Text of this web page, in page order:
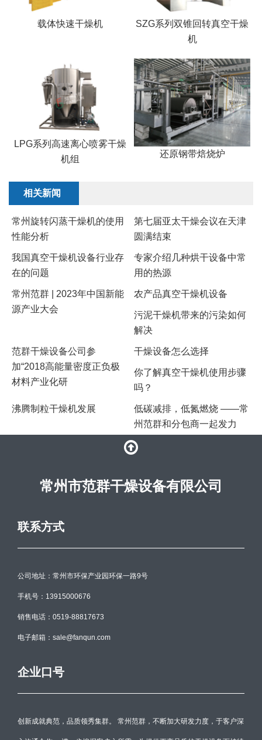
载体快速干燥机
SZG系列双锥回转真空干燥
机
LPG系列高速离心喷雾干燥
机组
还原钢带焙烧炉
相关新闻
常州旋转闪蒸干燥机的使用
性能分析
第七届亚太干燥会议在天津
圆满结束
我国真空干燥机设备行业存
在的问题
专家介绍几种烘干设备中常
用的热源
常州范群 | 2023年中国新能
源产业大会
农产品真空干燥机设备
污泥干燥机带来的污染如何
解决
范群干燥设备公司参
加“2018高能量密度正负极
材料产业化研
干燥设备怎么选择
你了解真空干燥机使用步骤
吗？
沸腾制粒干燥机发展
低碳减排，低氮燃烧 ——常
州范群和分包商一起发力
常州市范群干燥设备有限公司
联系方式
公司地址：常州市环保产业园环保一路9号
手机号：13915000676
销售电话：0519-88817673
电子邮箱：sale@fanqun.com
企业口号
创新成就典范，品质领秀集群。 常州范群，不断加大研发力度，于客户深